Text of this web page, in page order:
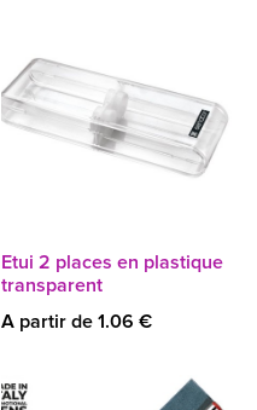
Etui 2 places en plastique
transparent
A partir de 1.06 €